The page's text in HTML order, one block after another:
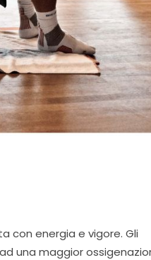
con energia e vigore. Gli
una maggior